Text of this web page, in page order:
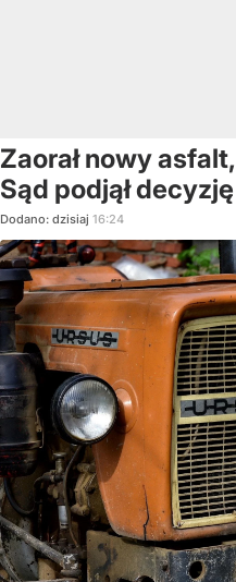
Zaorał nowy
Sąd podjął
Dodano: dzisiaj 16:24